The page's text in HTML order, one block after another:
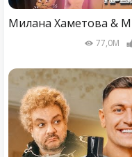
77,0M